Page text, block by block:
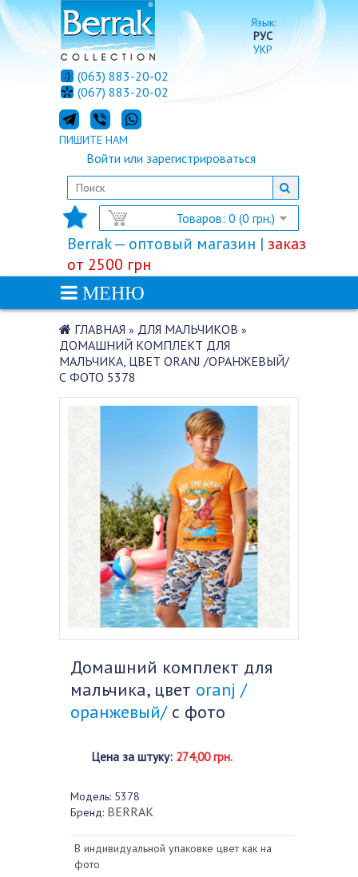
Язык:
РУС
УКР
Товаров: 0 (0 грн.)
Войти или зарегистрироваться
(063) 883-20-02
(067) 883-20-02
ПИШИТЕ НАМ
Berrak — оптовый магазин | заказ
от 2500 грн
МЕНЮ
ГЛАВНАЯ » ДЛЯ МАЛЬЧИКОВ »
ДОМАШНИЙ КОМПЛЕКТ ДЛЯ
МАЛЬЧИКА, ЦВЕТ ORANJ /ОРАНЖЕВЫЙ/
С ФОТО 5378
Домашний комплект для
мальчика, цвет oranj /
оранжевый/с фото
Цена за штуку: 274,00 грн.
Модель: 5378
Бренд: BERRAK
В индивидуальной упаковке цвет как на
фото